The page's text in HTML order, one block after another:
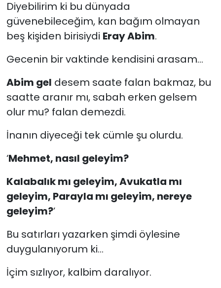
Diyebilirim ki bu dünyada
güvenebileceğim, kan bağım olmayan
beş kişiden birisiydi Eray Abim.
Gecenin bir vaktinde kendisini arasam...
Abim gel desem saate falan bakmaz, bu
saatte aranır mı, sabah erken gelsem
olur mu? falan demezdi.
İnanın diyeceği tek cümle şu olurdu.
‘Mehmet, nasıl geleyim?
Kalabalık mı geleyim, Avukatla mı
geleyim, Parayla mı geleyim, nereye
geleyim?’
Bu satırları yazarken şimdi öylesine
duygulanıyorum ki...
İçim sızlıyor, kalbim daralıyor.